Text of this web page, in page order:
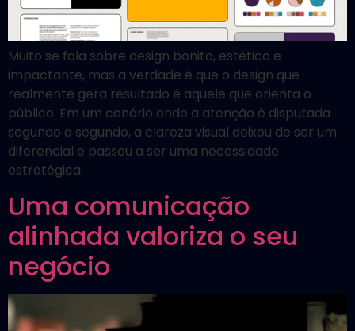
Muito se fala sobre design bonito, estético e
impactante, mas a verdade é que o design que
realmente gera resultado é aquele que orienta o
público. Em um cenário onde a atenção é disputada
segundo a segundo, a clareza visual deixou de ser um
diferencial e passou a ser uma necessidade
estratégica.
Uma comunicação
alinhada valoriza o seu
negócio